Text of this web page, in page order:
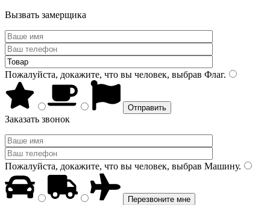
Вызвать замерщика
Пожалуйста, докажите, что вы человек, выбрав Флаг.
Заказать звонок
Пожалуйста, докажите, что вы человек, выбрав Машину.